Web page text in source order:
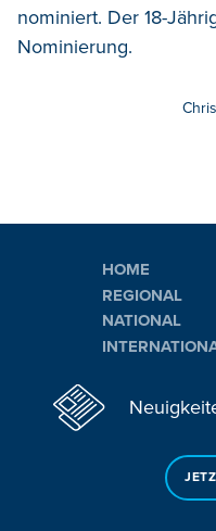
nominiert. Der 18-
Nominierung.
HOME
REGIONAL
NATIONAL